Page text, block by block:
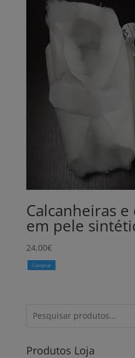
Calcanheiras
em pele
24,00€
Comprar
Produtos Loja